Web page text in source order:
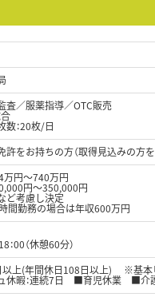
査／服薬指導／OTC販売
数：20枚/日
許をお持ちの方（取得見込みの方を
万円～740万円
円～350,000円
ど考慮し決定
間勤務の場合は年収600万円
：00（休憩60分）
以上(年間休日108日以上) ※基本
休暇：連続7日 ■育児休業 ■